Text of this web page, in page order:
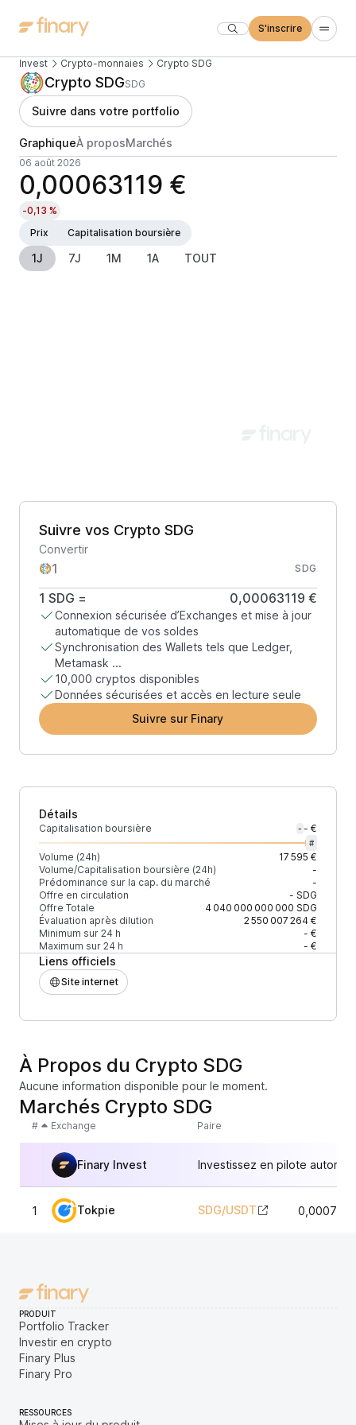
S'inscrire
Invest Crypto-monnaies Crypto SDG
Crypto SDGSDG
Suivre dans votre portfolio
GraphiqueÀ proposMarchés
06 août 2026
0,00063119 €
-0,13 %
Prix
Capitalisation boursière
1J 7J 1M 1A TOUT
Suivre vos Crypto SDG
Convertir
SDG
1 SDG = 0,00063119 €
Connexion sécurisée d’Exchanges et mise à jour
automatique de vos soldes
Synchronisation des Wallets tels que Ledger,
Metamask ...
10,000 cryptos disponibles
Données sécurisées et accès en lecture seule
Suivre sur Finary
Détails
Capitalisation boursière - - €
#
Volume (24h)
17 595 €
Volume/Capitalisation boursière (24h)
-
Prédominance sur la cap. du marché
-
Offre en circulation
- SDG
Offre Totale
4 040 000 000 000 SDG
Évaluation après dilution
2 550 007 264 €
Minimum sur 24 h
- €
Maximum sur 24 h
- €
Liens officiels
Site internet
À Propos du Crypto SDG
Aucune information disponible pour le moment.
Marchés Crypto SDG
# Exchange Paire
Finary Invest Investissez en pilote
1 Tokpie SDG/USDT
PRODUIT
Portfolio Tracker
Investir en crypto
Finary Plus
Finary Pro
RESSOURCES